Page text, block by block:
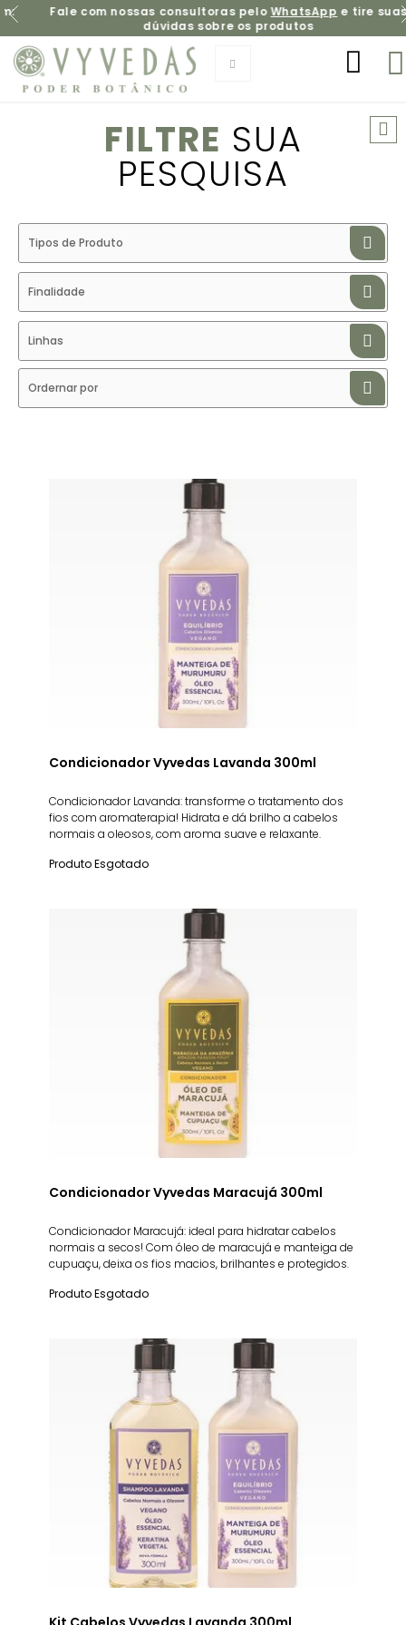
Fale com nossas consultoras peloWhatsAppe tire suas
dúvidas sobre os produtos
FILTRE SUA
PESQUISA
Tipos de Produto
Finalidade
Linhas
Ordernar por
Condicionador Vyvedas Lavanda 300ml
Condicionador Lavanda: transforme o tratamento dos
fios com aromaterapia! Hidrata e dá brilho a cabelos
normais a oleosos, com aroma suave e relaxante.
Produto Esgotado
Condicionador Vyvedas Maracujá 300ml
Condicionador Maracujá: ideal para hidratar cabelos
normais a secos! Com óleo de maracujá e manteiga de
cupuaçu, deixa os fios macios, brilhantes e protegidos.
Produto Esgotado